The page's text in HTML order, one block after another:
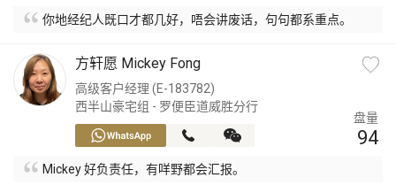
你地经纪人既口才都几好，唔会讲废话，句句都系重点。
方轩愿 Mickey Fong
高级客户经理 (E-183782)
西半山豪宅组 - 罗便臣道威胜分行
Mickey 好负责任，有咩野都会汇报。
盘量
94